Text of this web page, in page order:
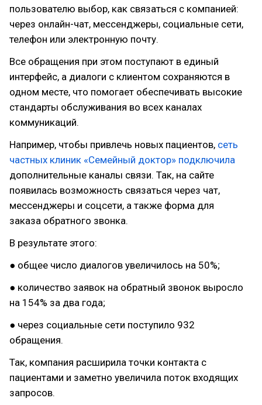
пользователю выбор, как связаться с компанией:
через онлайн-чат, мессенджеры, социальные сети,
телефон или электронную почту.
Все обращения при этом поступают в единый
интерфейс, а диалоги с клиентом сохраняются в
одном месте, что помогает обеспечивать высокие
стандарты обслуживания во всех каналах
коммуникаций.
Например, чтобы привлечь новых пациентов, сеть
частных клиник «Семейный доктор» подключила
дополнительные каналы связи. Так, на сайте
появилась возможность связаться через чат,
мессенджеры и соцсети, а также форма для
заказа обратного звонка.
В результате этого:
● общее число диалогов увеличилось на 50%;
● количество заявок на обратный звонок выросло
на 154% за два года;
● через социальные сети поступило 932
обращения.
Так, компания расширила точки контакта с
пациентами и заметно увеличила поток входящих
запросов.